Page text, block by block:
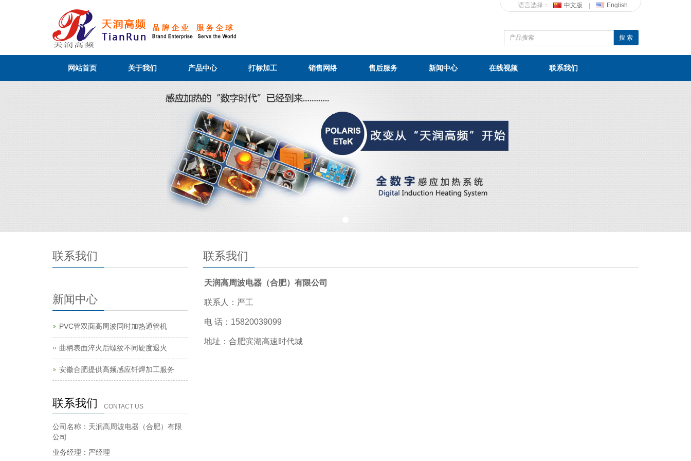
语言选择： 中文版 English
搜 索
网站首页 关于我们 产品中心 打标加工 销售网络 售后服务 新闻中心 在线视频 联系我们
联系我们
天润高周波电器（合肥）有限公司
联系人：严工
电 话：15820039099
地址：合肥滨湖高速时代城
联系我们
新闻中心
PVC管双面高周波同时加热通管机
曲柄表面淬火后螺纹不同硬度退火
安徽合肥提供高频感应钎焊加工服务
联系我们 CONTACT US
公司名称：天润高周波电器（合肥）有限
公司
业务经理：严经理